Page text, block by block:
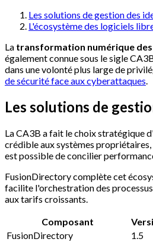
Les solutions de gestion des
L'écosystème des logiciels
La transformation numérique
également connue sous le sigle
dans une volonté plus large de
de sécurité face aux cyberattaques.
Les solutions de
La CA3B a fait le choix stratégique
crédible aux systèmes
est possible de concilier
FusionDirectory complète cet
facilite l'orchestration des
aux tarifs croissants.
Composant
FusionDirectory
1.5